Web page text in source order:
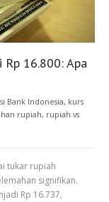
Rp 16.800: Apa
Bank Indonesia, kurs
rupiah, rupiah vs
tukar rupiah
signifikan.
Rp 16.737,